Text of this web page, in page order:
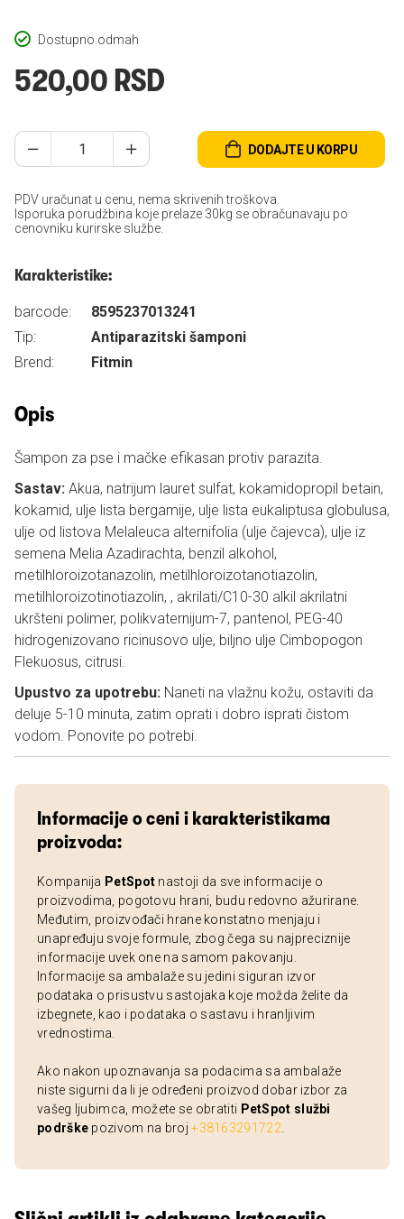
Dostupno odmah
520,00 RSD
DODAJTE U KORPU
PDV uračunat u cenu, nema skrivenih troškova.
Isporuka porudžbina koje prelaze 30kg se obračunavaju po
cenovniku kurirske službe.
Karakteristike:
barcode:
8595237013241
Tip:
Antiparazitski šamponi
Brend:
Fitmin
Opis
Šampon za pse i mačke efikasan protiv parazita.
Sastav: Akua, natrijum lauret sulfat, kokamidopropil betain,
kokamid, ulje lista bergamije, ulje lista eukaliptusa globulusa,
ulje od listova Melaleuca alternifolia (ulje čajevca), ulje iz
semena Melia Azadirachta, benzil alkohol,
metilhloroizotanazolin, metilhloroizotanotiazolin,
metilhloroizotinotiazolin, , akrilati/C10-30 alkil akrilatni
ukršteni polimer, polikvaternijum-7, pantenol, PEG-40
hidrogenizovano ricinusovo ulje, biljno ulje Cimbopogon
Flekuosus, citrusi.
Upustvo za upotrebu: Naneti na vlažnu kožu, ostaviti da
deluje 5-10 minuta, zatim oprati i dobro isprati čistom
vodom. Ponovite po potrebi.
Informacije o ceni i karakteristikama
proizvoda:
Kompanija PetSpot nastoji da sve informacije o
proizvodima, pogotovu hrani, budu redovno ažurirane.
Međutim, proizvođači hrane konstatno menjaju i
unapređuju svoje formule, zbog čega su najpreciznije
informacije uvek one na samom pakovanju.
Informacije sa ambalaže su jedini siguran izvor
podataka o prisustvu sastojaka koje možda želite da
izbegnete, kao i podataka o sastavu i hranljivim
vrednostima.
Ako nakon upoznavanja sa podacima sa ambalaže
niste sigurni da li je određeni proizvod dobar izbor za
vašeg ljubimca, možete se obratiti PetSpot službi
podrške pozivom na broj+38163291722